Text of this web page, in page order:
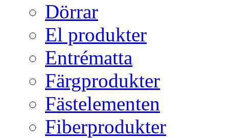
Dörrar
El produkter
Entrématta
Färgprodukter
Fästelementen
Fiberprodukter